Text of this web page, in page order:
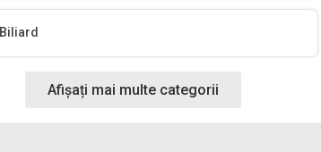
Biliard
Afișați mai multe categorii